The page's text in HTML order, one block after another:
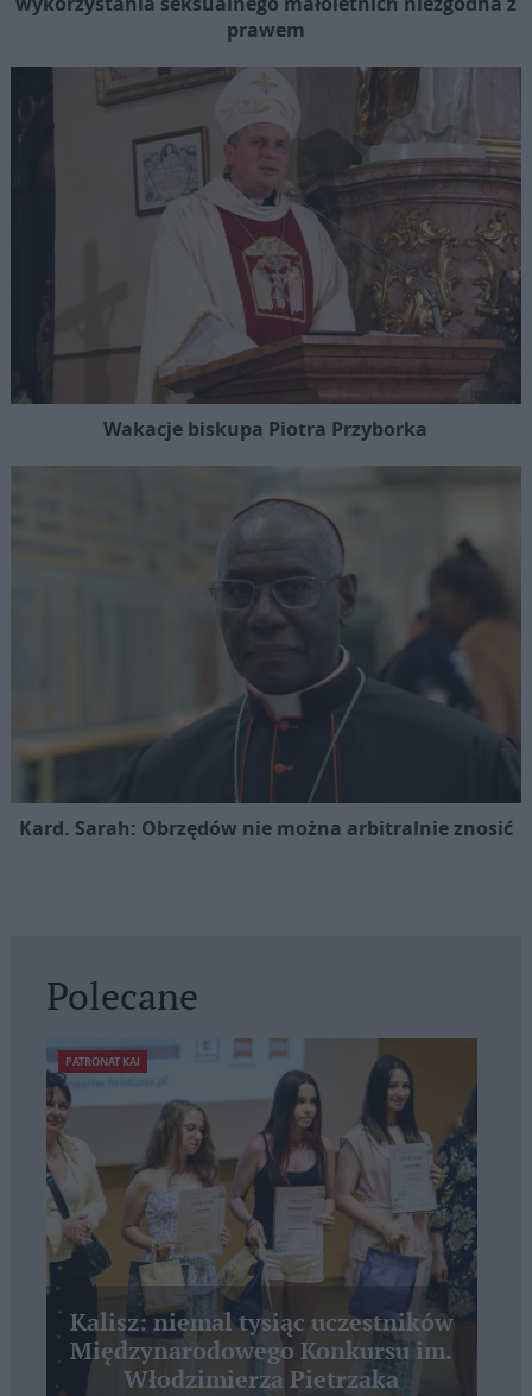
prawem
Wakacje biskupa Piotra Przyborka
Kard. Sarah: Obrzędów nie można arbitralnie znosić
Polecane
PATRONAT KAI
Kalisz: niemal tysiąc uczestników
Międzynarodowego Konkursu im.
Włodzimierza Pietrzaka